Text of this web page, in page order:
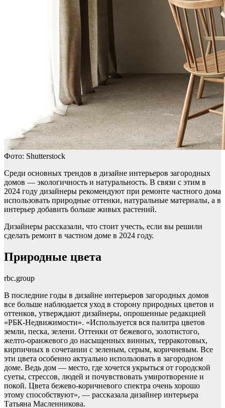
Фото: Shutterstock
Среди основных трендов в дизайне интерьеров загородных
домов — экологичность и натуральность. В связи с этим в
2024 году дизайнеры рекомендуют при ремонте частного дома
использовать природные оттенки, натуральные материалы, а в
интерьер добавить больше живых растений.
Дизайнеры рассказали, что стоит учесть, если вы решили
сделать ремонт в частном доме в 2024 году.
Природные цвета
rbc.group
В последние годы в дизайне интерьеров загородных домов
все больше наблюдается уход в сторону природных цветов и
оттенков, утверждают дизайнеры, опрошенные редакцией
«РБК-Недвижимости». «Используется вся палитра цветов
земли, песка, зелени. Оттенки от бежевого, золотистого,
желто-оранжевого до насыщенных винных, терракотовых,
кирпичных в сочетании с зеленым, серым, коричневым. Все
эти цвета особенно актуально использовать в загородном
доме. Ведь дом — место, где хочется укрыться от городской
суеты, стрессов, людей и почувствовать умиротворение и
покой. Цвета бежево-коричневого спектра очень хорошо
этому способствуют», — рассказала дизайнер интерьера
Татьяна Масленникова.